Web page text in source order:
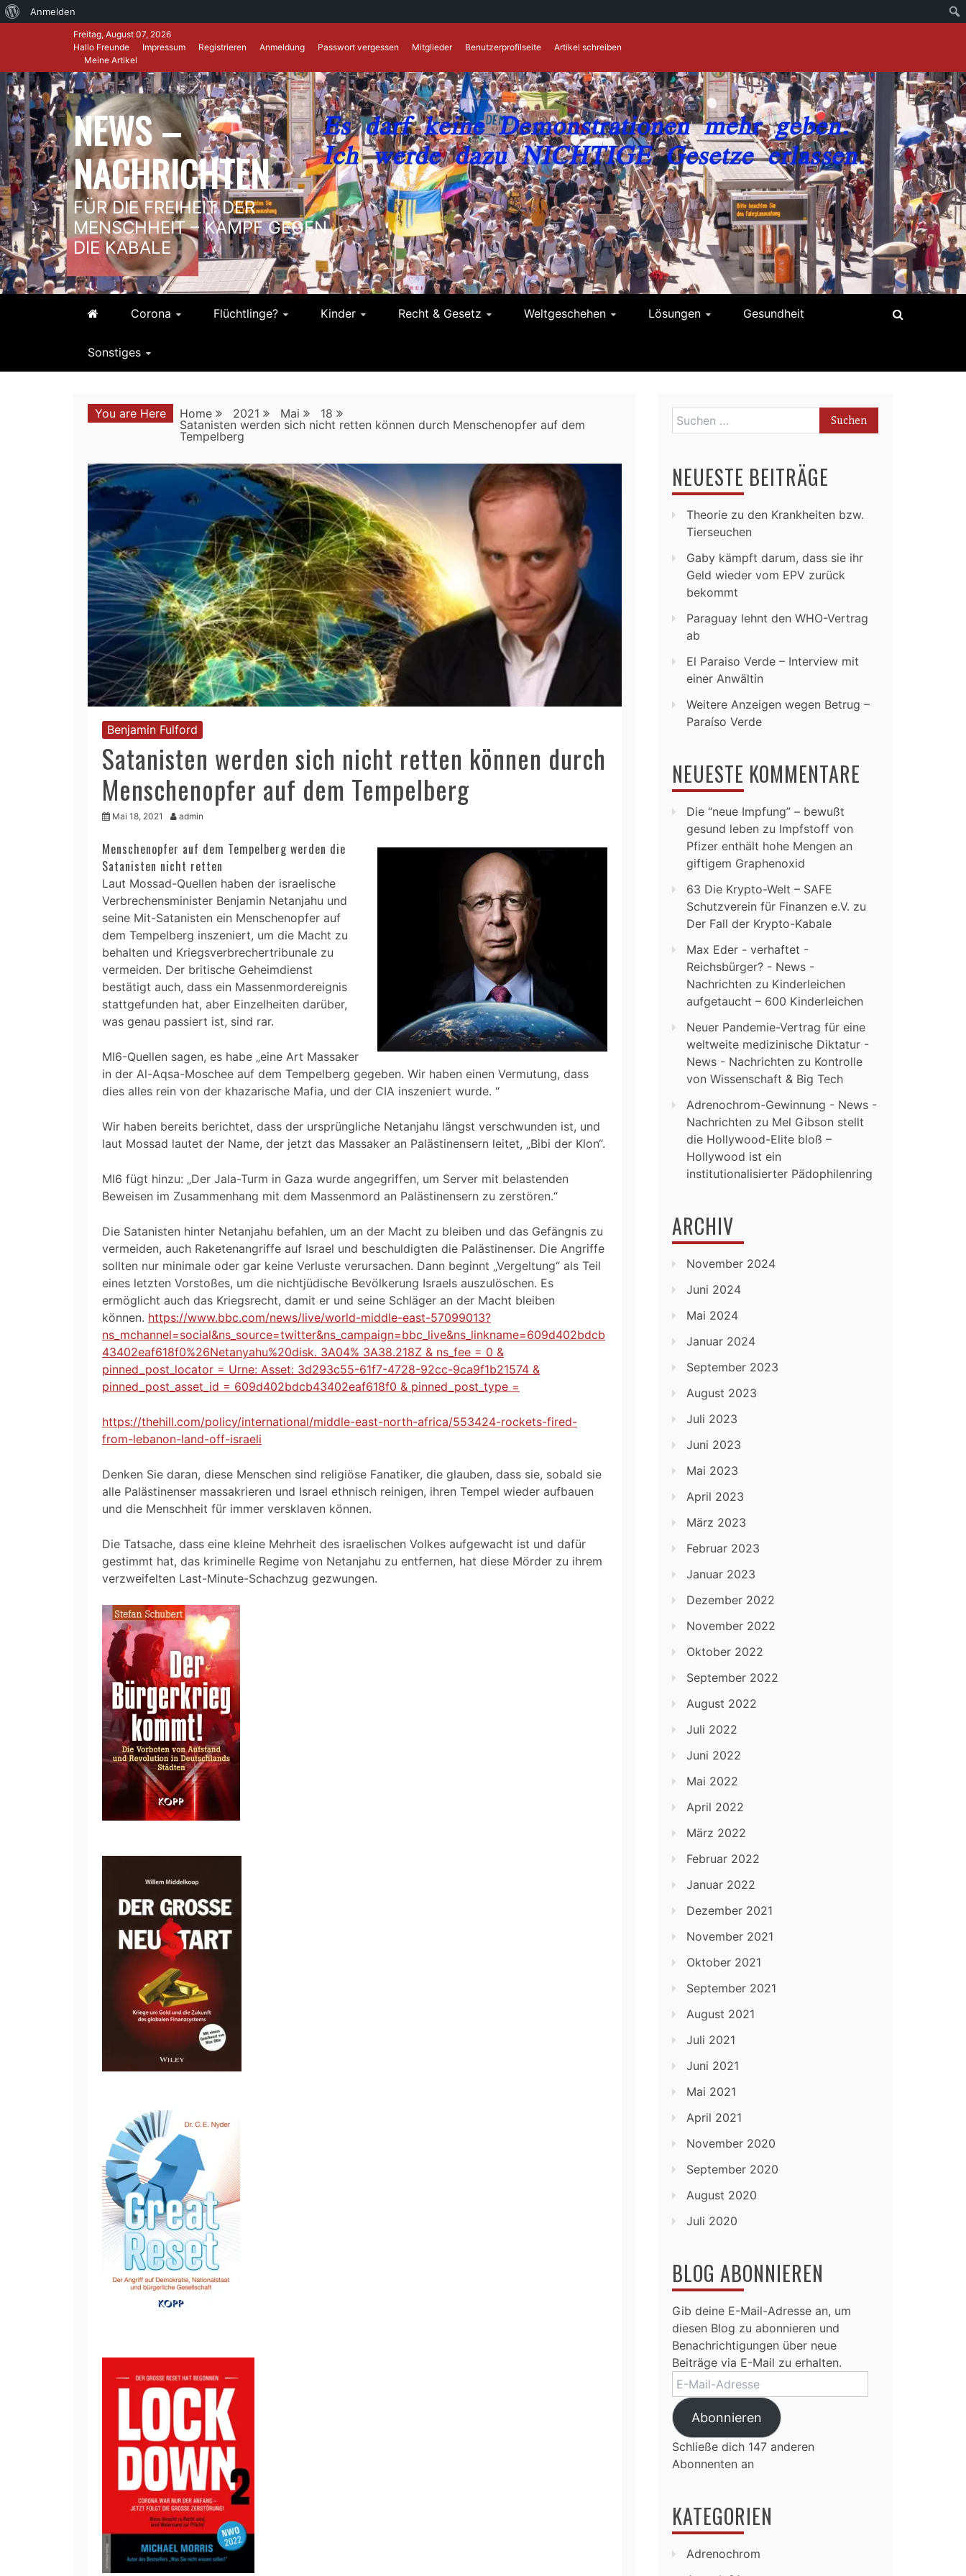
Über
Anmelden
Freitag, August 07, 2026
Hallo Freunde
Impressum Registrieren Anmeldung Passwort vergessen Mitglieder Benutzerprofilseite
Artikel schreiben
Meine Artikel
NEWS –
NACHRICHTEN
FÜR DIE FREIHEIT DER
MENSCHHEIT – KAMPF GEGEN
DIE KABALE
Corona Flüchtlinge? Kinder Recht & Gesetz Weltgeschehen Lösungen Gesundheit
Sonstiges
You are Here Home 2021 Mai
18
Satanisten werden sich nicht retten können durch Menschenopfer auf dem
Tempelberg
Benjamin Fulford
Satanisten werden sich nicht retten können durch
Menschenopfer auf dem Tempelberg
Mai 18, 2021 admin
Menschenopfer auf dem Tempelberg werden die
Satanisten nicht retten
Laut Mossad-Quellen haben der israelische
Verbrechensminister Benjamin Netanjahu und
seine Mit-Satanisten ein Menschenopfer auf
dem Tempelberg inszeniert, um die Macht zu
behalten und Kriegsverbrechertribunale zu
vermeiden. Der britische Geheimdienst
bestätigt auch, dass ein Massenmordereignis
stattgefunden hat, aber Einzelheiten darüber,
was genau passiert ist, sind rar.
MI6-Quellen sagen, es habe „eine Art Massaker
in der Al-Aqsa-Moschee auf dem Tempelberg gegeben. Wir haben einen Vermutung, dass
dies alles rein von der khazarische Mafia, und der CIA inszeniert wurde. “
Wir haben bereits berichtet, dass der ursprüngliche Netanjahu längst verschwunden ist, und
laut Mossad lautet der Name, der jetzt das Massaker an Palästinensern leitet, „Bibi der Klon“.
MI6 fügt hinzu: „Der Jala-Turm in Gaza wurde angegriffen, um Server mit belastenden
Beweisen im Zusammenhang mit dem Massenmord an Palästinensern zu zerstören.“
Die Satanisten hinter Netanjahu befahlen, um an der Macht zu bleiben und das Gefängnis zu
vermeiden, auch Raketenangriffe auf Israel und beschuldigten die Palästinenser. Die Angriffe
sollten nur minimale oder gar keine Verluste verursachen. Dann beginnt „Vergeltung“ als Teil
eines letzten Vorstoßes, um die nichtjüdische Bevölkerung Israels auszulöschen. Es
ermöglicht auch das Kriegsrecht, damit er und seine Schläger an der Macht bleiben
können. https://www.bbc.com/news/live/world-middle-east-57099013?
ns_mchannel=social&ns_source=twitter&ns_campaign=bbc_live&ns_linkname=609d402bdcb
43402eaf618f0%26Netanyahu%20disk. 3A04% 3A38.218Z & ns_fee = 0 &
pinned_post_locator = Urne: Asset: 3d293c55-61f7-4728-92cc-9ca9f1b21574 &
pinned_post_asset_id = 609d402bdcb43402eaf618f0 & pinned_post_type =
https://thehill.com/policy/international/middle-east-north-africa/553424-rockets-fired-
from-lebanon-land-off-israeli
Denken Sie daran, diese Menschen sind religiöse Fanatiker, die glauben, dass sie, sobald sie
alle Palästinenser massakrieren und Israel ethnisch reinigen, ihren Tempel wieder aufbauen
und die Menschheit für immer versklaven können.
Die Tatsache, dass eine kleine Mehrheit des israelischen Volkes aufgewacht ist und dafür
gestimmt hat, das kriminelle Regime von Netanjahu zu entfernen, hat diese Mörder zu ihrem
verzweifelten Last-Minute-Schachzug gezwungen.
Suchen
nach:
NEUESTE BEITRÄGE
Theorie zu den Krankheiten bzw.
Tierseuchen
Gaby kämpft darum, dass sie ihr
Geld wieder vom EPV zurück
bekommt
Paraguay lehnt den WHO-Vertrag
ab
El Paraiso Verde – Interview mit
einer Anwältin
Weitere Anzeigen wegen Betrug –
Paraíso Verde
NEUESTE KOMMENTARE
Die “neue Impfung” – bewußt
gesund leben zu Impfstoff von
Pfizer enthält hohe Mengen an
giftigem Graphenoxid
63 Die Krypto-Welt – SAFE
Schutzverein für Finanzen e.V. zu
Der Fall der Krypto-Kabale
Max Eder - verhaftet -
Reichsbürger? - News -
Nachrichten zu Kinderleichen
aufgetaucht – 600 Kinderleichen
Neuer Pandemie-Vertrag für eine
weltweite medizinische Diktatur -
News - Nachrichten zu Kontrolle
von Wissenschaft & Big Tech
Adrenochrom-Gewinnung - News -
Nachrichten zu Mel Gibson stellt
die Hollywood-Elite bloß –
Hollywood ist ein
institutionalisierter Pädophilenring
ARCHIV
November 2024
Juni 2024
Mai 2024
Januar 2024
September 2023
August 2023
Juli 2023
Juni 2023
Mai 2023
April 2023
März 2023
Februar 2023
Januar 2023
Dezember 2022
November 2022
Oktober 2022
September 2022
August 2022
Juli 2022
Juni 2022
Mai 2022
April 2022
März 2022
Februar 2022
Januar 2022
Dezember 2021
November 2021
Oktober 2021
September 2021
August 2021
Juli 2021
Juni 2021
Mai 2021
April 2021
November 2020
September 2020
August 2020
Juli 2020
BLOG ABONNIEREN
Gib deine E-Mail-Adresse an, um
diesen Blog zu abonnieren und
Benachrichtigungen über neue
Beiträge via E-Mail zu erhalten.
E-
Mail-
AdresseAbonnieren
Schließe dich 147 anderen
Abonnenten an
KATEGORIEN
Adrenochrom